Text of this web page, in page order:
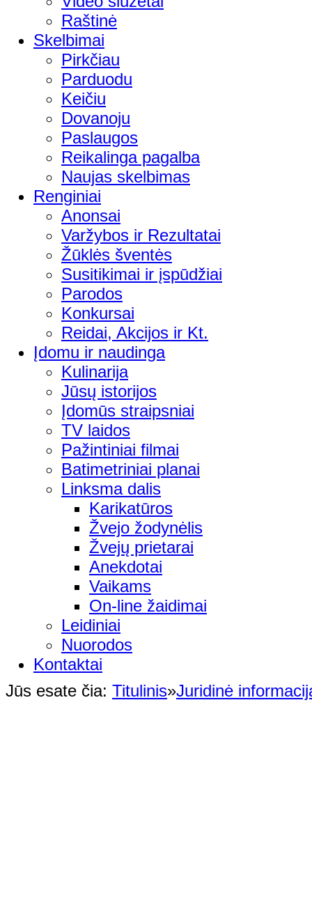
Raštinė
Skelbimai
Pirkčiau
Parduodu
Keičiu
Dovanoju
Paslaugos
Reikalinga pagalba
Naujas skelbimas
Renginiai
Anonsai
Varžybos ir Rezultatai
Žūklės šventės
Susitikimai ir įspūdžiai
Parodos
Konkursai
Reidai, Akcijos ir Kt.
Įdomu ir naudinga
Kulinarija
Jūsų istorijos
Įdomūs straipsniai
TV laidos
Pažintiniai filmai
Batimetriniai planai
Linksma dalis
Karikatūros
Žvejo žodynėlis
Žvejų prietarai
Anekdotai
Vaikams
On-line žaidimai
Leidiniai
Nuorodos
Kontaktai
Jūs esate čia: Titulinis»Juridinė